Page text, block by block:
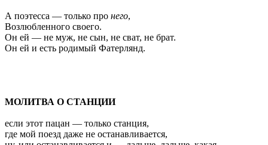
А поэтесса — только про него,
Возлюбленного своего.
Он ей — не муж, не сын, не сват, не брат.
Он ей и есть родимый Фатерлянд.
МОЛИТВА О СТАНЦИИ
если этот пацан — только станция,
где мой поезд даже не останавливается,